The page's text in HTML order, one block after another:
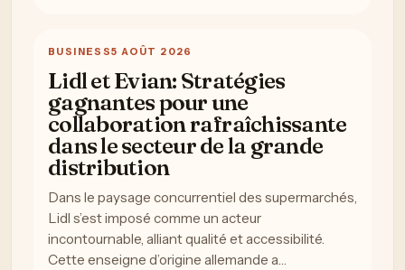
BUSINESS5 AOÛT 2026
Lidl et Evian: Stratégies
gagnantes pour une
collaboration rafraîchissante
dans le secteur de la grande
distribution
Dans le paysage concurrentiel des supermarchés,
Lidl s’est imposé comme un acteur
incontournable, alliant qualité et accessibilité.
Cette enseigne d’origine allemande a…